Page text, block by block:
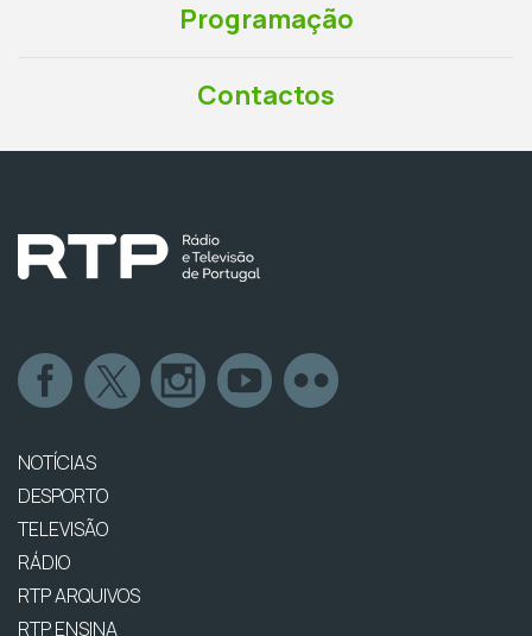
Programação
Contactos
NOTÍCIAS
DESPORTO
TELEVISÃO
RÁDIO
RTP ARQUIVOS
RTP ENSINA